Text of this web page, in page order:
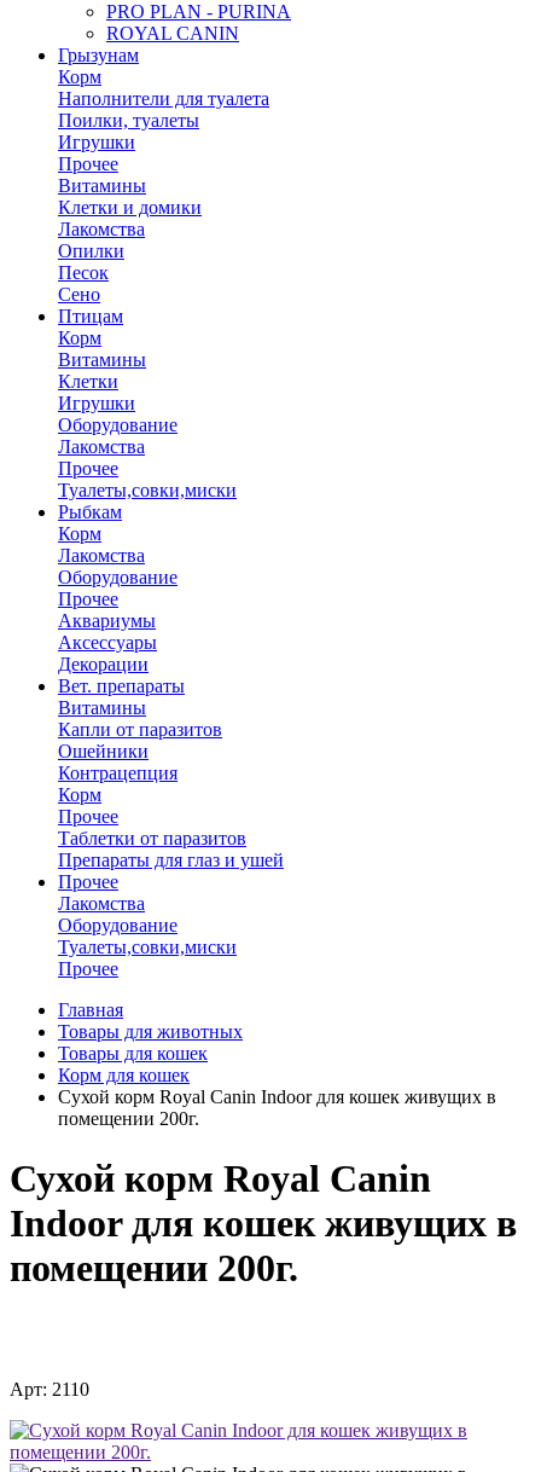
PRO PLAN - PURINA
ROYAL CANIN
Грызунам
Корм
Наполнители для туалета
Поилки, туалеты
Игрушки
Прочее
Витамины
Клетки и домики
Лакомства
Опилки
Песок
Сено
Птицам
Корм
Витамины
Клетки
Игрушки
Оборудование
Лакомства
Прочее
Туалеты,совки,миски
Рыбкам
Корм
Лакомства
Оборудование
Прочее
Аквариумы
Аксессуары
Декорации
Вет. препараты
Витамины
Капли от паразитов
Ошейники
Контрацепция
Корм
Прочее
Таблетки от паразитов
Препараты для глаз и ушей
Прочее
Лакомства
Оборудование
Туалеты,совки,миски
Прочее
Главная
Товары для животных
Товары для кошек
Корм для кошек
Сухой корм Royal Canin Indoor для кошек живущих в
помещении 200г.
Сухой корм Royal Canin
Indoor для кошек живущих в
помещении 200г.
Арт: 2110